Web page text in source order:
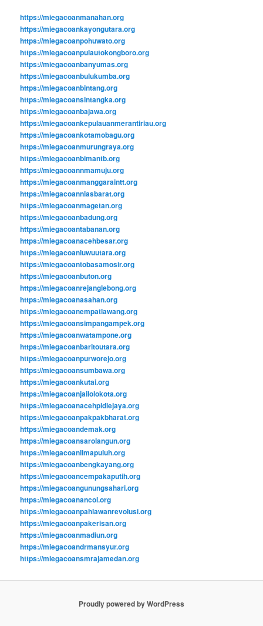
https://miegacoanmanahan.org
https://miegacoankayongutara.org
https://miegacoanpohuwato.org
https://miegacoanpulautokongboro.org
https://miegacoanbanyumas.org
https://miegacoanbulukumba.org
https://miegacoanbintang.org
https://miegacoansintangka.org
https://miegacoanbajawa.org
https://miegacoankepulauanmerantiriau.org
https://miegacoankotamobagu.org
https://miegacoanmurungraya.org
https://miegacoanbimantb.org
https://miegacoannmamuju.org
https://miegacoanmanggaraintt.org
https://miegacoanniasbarat.org
https://miegacoanmagetan.org
https://miegacoanbadung.org
https://miegacoantabanan.org
https://miegacoanacehbesar.org
https://miegacoanluwuutara.org
https://miegacoantobasamosir.org
https://miegacoanbuton.org
https://miegacoanrejanglebong.org
https://miegacoanasahan.org
https://miegacoanempatlawang.org
https://miegacoansimpangampek.org
https://miegacoanwatampone.org
https://miegacoanbaritoutara.org
https://miegacoanpurworejo.org
https://miegacoansumbawa.org
https://miegacoankutai.org
https://miegacoanjailolokota.org
https://miegacoanacehpidiejaya.org
https://miegacoanpakpakbharat.org
https://miegacoandemak.org
https://miegacoansarolangun.org
https://miegacoanlimapuluh.org
https://miegacoanbengkayang.org
https://miegacoancempakaputih.org
https://miegacoangunungsahari.org
https://miegacoanancol.org
https://miegacoanpahlawanrevolusi.org
https://miegacoanpakerisan.org
https://miegacoanmadiun.org
https://miegacoandrmansyur.org
https://miegacoansmrajamedan.org
Proudly powered by WordPress